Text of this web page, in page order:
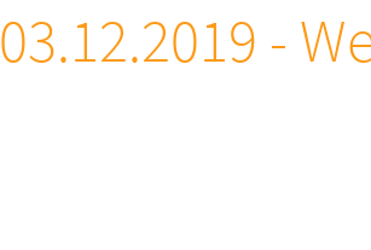
03.12.2019 -